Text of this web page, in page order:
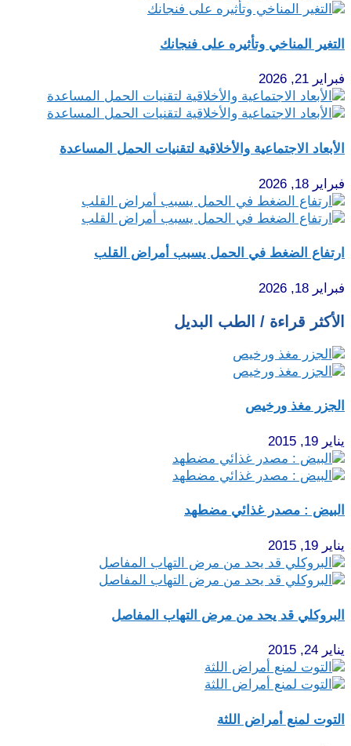
التغير المناخي وتأثيره على فنجانك
فبراير 21, 2026
الأبعاد الاجتماعية والأخلاقية لتقنيات الحمل المساعدة
فبراير 18, 2026
ارتفاع الضغط في الحمل يسبب أمراض القلب
فبراير 18, 2026
الأكثر قراءة / الطب البديل
الجزر مغذ ورخيص
يناير 19, 2015
البيض : مصدر غذائي مضطهد
يناير 19, 2015
البروكلي قد يحد من مرض التهاب المفاصل
يناير 24, 2015
التوت لمنع أمراض اللثة